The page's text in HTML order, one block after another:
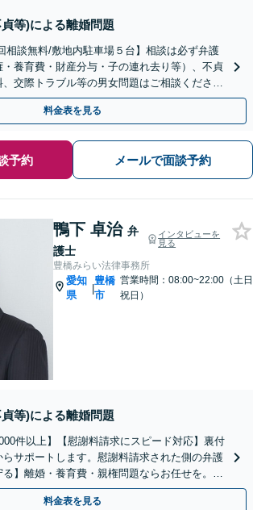
等)による離婚問題
相談無料/敷地内駐車場５台】相談は必ず弁護
養育費・財産分与・子の連れ去り等）、不貞
、交際トラブル等の男女問題はご相談くださ
すが安心と専門知識を提供します。
料金表を見る
予約 メールで面談予約
鴨下 卓治 弁
護士
インタビューを
見る
豊橋みらい法律事務所
愛知
県
|
豊橋
市
営業時間：08:00~22:00（土日
祝日）
等)による離婚問題
件以上】【慰謝料請求にスピード対応】裏付
サポートします。慰謝料請求された側の弁護
】離婚・養育費・親権問題ならお任せを。継
件を整えます【土日祝も対応】
料金表を見る